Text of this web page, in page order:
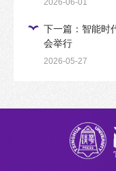
下一篇：智能时
会举行
2026-05-27